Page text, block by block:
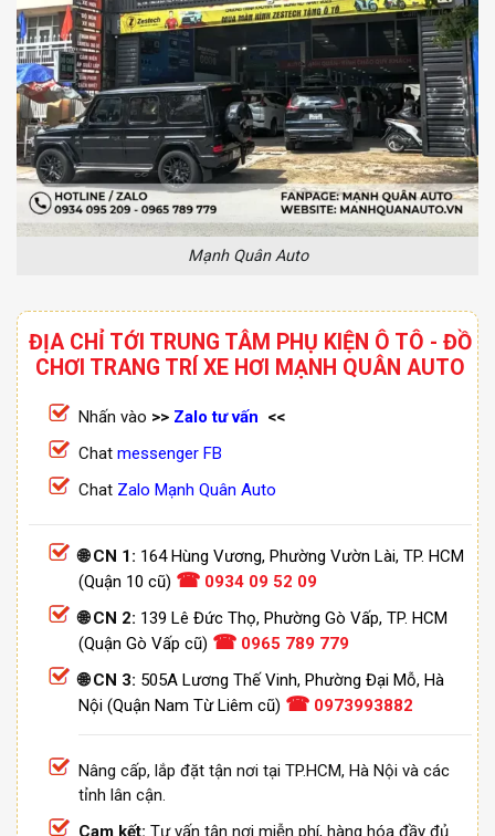
Mạnh Quân Auto
ĐỊA CHỈ TỚI TRUNG TÂM PHỤ KIỆN Ô TÔ - ĐỒ
CHƠI TRANG TRÍ XE HƠI MẠNH QUÂN AUTO
Nhấn vào >> Zalo tư vấn <<
Chat messenger FB
Chat Zalo Mạnh Quân Auto
🌐 CN 1: 164 Hùng Vương, Phường Vườn Lài, TP. HCM
(Quận 10 cũ) ☎ 0934 09 52 09
🌐 CN 2: 139 Lê Đức Thọ, Phường Gò Vấp, TP. HCM
(Quận Gò Vấp cũ) ☎ 0965 789 779
🌐 CN 3: 505A Lương Thế Vinh, Phường Đại Mỗ, Hà
Nội (Quận Nam Từ Liêm cũ) ☎ 0973993882
Nâng cấp, lắp đặt tận nơi tại TP.HCM, Hà Nội và các
tỉnh lân cận.
Cam kết: Tư vấn tận nơi miễn phí, hàng hóa đầy đủ